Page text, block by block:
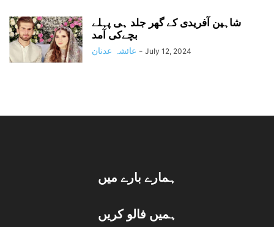
شاہین آفریدی کے گھر جلد ہی پہلے
بچےکی آمد
عائشہ عدنان - July 12, 2024
ہمارے بارے میں
ہمیں فالو کریں